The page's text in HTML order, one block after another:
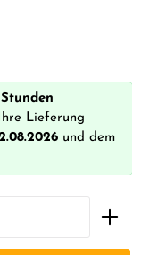
Sternen
Stunden
Lieferung
und dem